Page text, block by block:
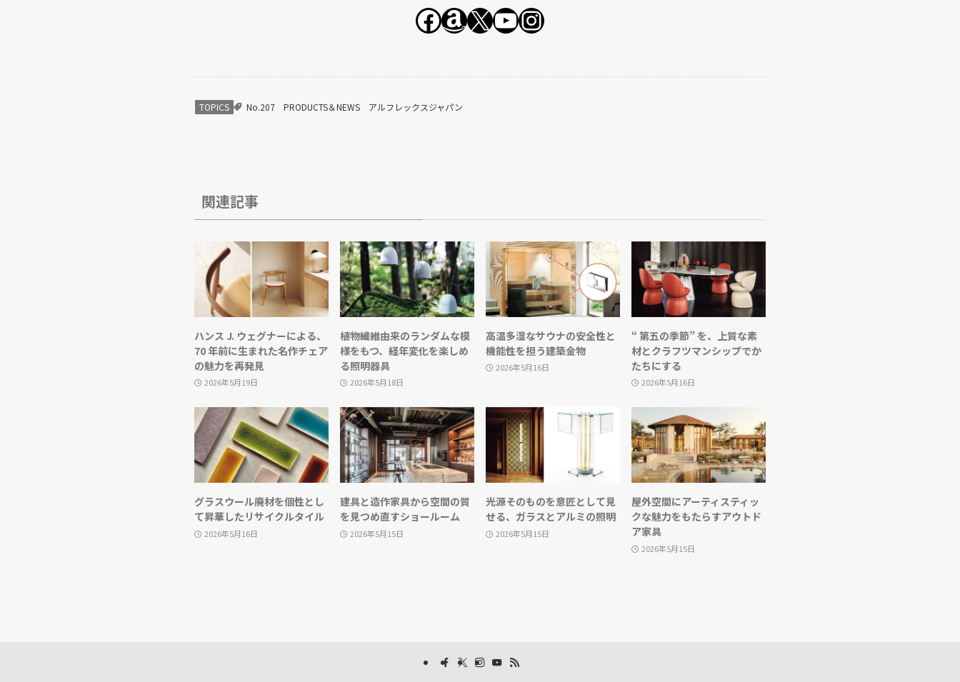
Facebook
Amazon
X YouTube
Instagram
TOPICS No.207 PRODUCTS＆NEWS アルフレックスジャパン
関連記事
ハンス J. ウェグナーによる、
70 年前に生まれた名作チェア
の魅力を再発見
2026年5月19日
植物繊維由来のランダムな模
様をもつ、経年変化を楽しめ
る照明器具
2026年5月18日
高温多湿なサウナの安全性と
機能性を担う建築金物
2026年5月16日
“ 第五の季節” を、上質な素
材とクラフツマンシップでか
たちにする
2026年5月16日
グラスウール廃材を個性とし
て昇華したリサイクルタイル
2026年5月16日
建具と造作家具から空間の質
を見つめ直すショールーム
2026年5月15日
光源そのものを意匠として見
せる、ガラスとアルミの照明
2026年5月15日
屋外空間にアーティスティッ
クな魅力をもたらすアウトド
ア家具
2026年5月15日